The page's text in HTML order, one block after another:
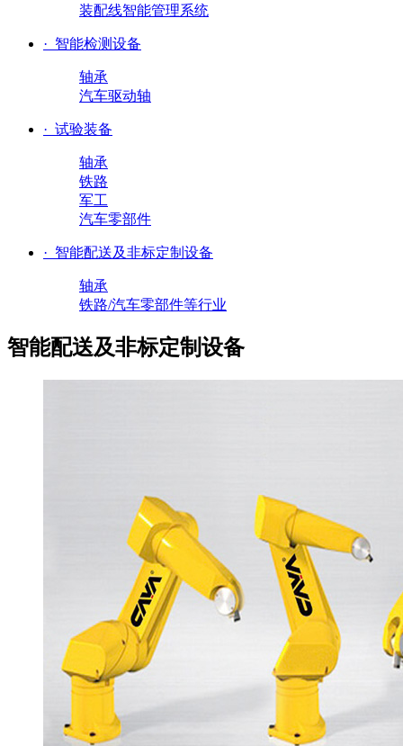
装配线智能管理系统
· 智能检测设备
轴承
汽车驱动轴
· 试验装备
轴承
铁路
军工
汽车零部件
· 智能配送及非标定制设备
轴承
铁路/汽车零部件等行业
智能配送及非标定制设备